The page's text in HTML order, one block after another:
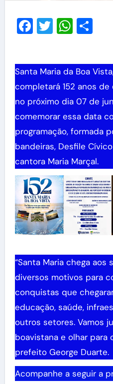
Facebook
Twitter
Santa Maria da Boa
completará 152 anos
no próximo dia 07 de
comemorar essa data
programação, formada
bandeiras, Desfile
cantora Maria Marçal.
“Santa Maria chega aos
diversos motivos para
conquistas que
educação, saúde,
outros setores. Vamos
boavistana e olhar para
prefeito George Duarte.
Acompanhe a seguir a